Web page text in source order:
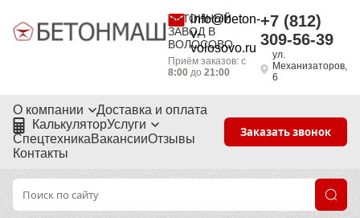
БЕТОННЫЙ
ЗАВОД В
ВОЛОСОВО
info@beton-
v-
volosovo.ru
Приём заказов: с
8:00 до 21:00
+7 (812)
309-56-39
ул.
Механизаторов,
6
О компании
Доставка и оплата
КалькуляторУслуги
СпецтехникаВакансииОтзывы
Контакты
Заказать звонок